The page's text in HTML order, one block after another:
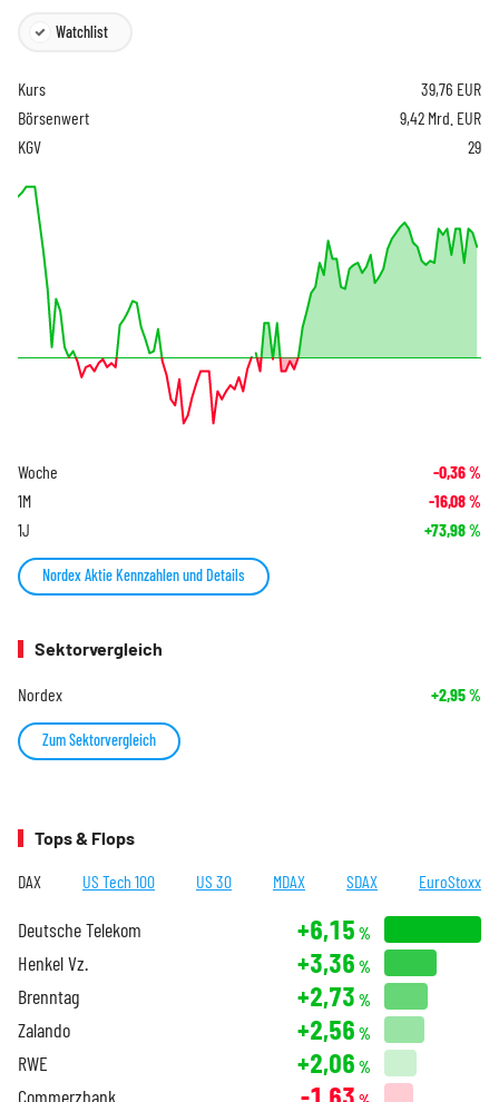
Watchlist
Kurs 39,76 EUR
Börsenwert
9,42 Mrd. EUR
KGV
29
Woche -0,36%
1M -16,08%
1J +73,98%
Nordex Aktie Kennzahlen und Details
Sektorvergleich
Nordex +2,95%
Zum Sektorvergleich
Tops & Flops
DAX US Tech 100 US 30 MDAX SDAX EuroStoxx
Deutsche Telekom +6,15 %
Henkel Vz. +3,36 %
Brenntag +2,73 %
Zalando +2,56 %
RWE +2,06 %
Commerzbank